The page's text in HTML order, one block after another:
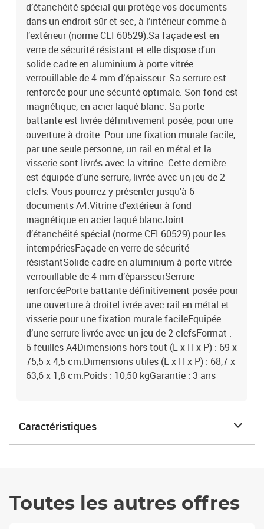
d’étanchéité spécial qui protège vos documents
dans un endroit sûr et sec, à l’intérieur comme à
l’extérieur (norme CEI 60529).Sa façade est en
verre de sécurité résistant et elle dispose d'un
solide cadre en aluminium à porte vitrée
verrouillable de 4 mm d’épaisseur. Sa serrure est
renforcée pour une sécurité optimale. Son fond est
magnétique, en acier laqué blanc. Sa porte
battante est livrée définitivement posée, pour une
ouverture à droite. Pour une fixation murale facile,
par une seule personne, un rail en métal et la
visserie sont livrés avec la vitrine. Cette dernière
est équipée d’une serrure, livrée avec un jeu de 2
clefs. Vous pourrez y présenter jusqu'à 6
documents A4.Vitrine d'extérieur à fond
magnétique en acier laqué blancJoint
d’étanchéité spécial (norme CEI 60529) pour les
intempériesFaçade en verre de sécurité
résistantSolide cadre en aluminium à porte vitrée
verrouillable de 4 mm d’épaisseurSerrure
renforcéePorte battante définitivement posée pour
une ouverture à droiteLivrée avec rail en métal et
visserie pour une fixation murale facileEquipée
d’une serrure livrée avec un jeu de 2 clefsFormat :
6 feuilles A4Dimensions hors tout (L x H x P) : 69 x
75,5 x 4,5 cm.Dimensions utiles (L x H x P) : 68,7 x
63,6 x 1,8 cm.Poids : 10,50 kgGarantie : 3 ans
Caractéristiques
Toutes les autres offres